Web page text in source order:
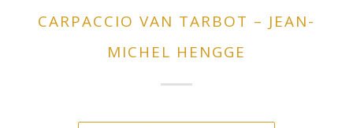
CARPACCIO VAN TARBOT – JEAN-
MICHEL HENGGE